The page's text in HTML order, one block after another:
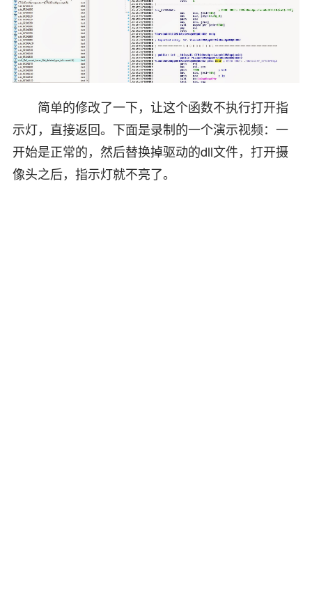
简单的修改了一下，让这个函数不执行打开指
示灯，直接返回。下面是录制的一个演示视频：一
开始是正常的，然后替换掉驱动的dll文件，打开摄
像头之后，指示灯就不亮了。